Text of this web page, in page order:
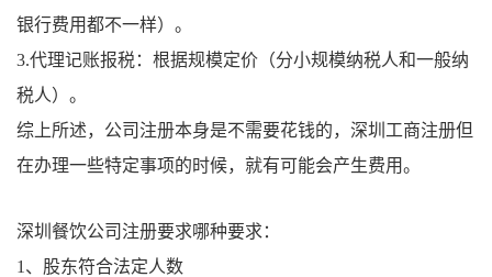
银行费用都不一样）。
3.代理记账报税：根据规模定价（分小规模纳税人和一般纳
税人）。
综上所述，公司注册本身是不需要花钱的，深圳工商注册但
在办理一些特定事项的时候，就有可能会产生费用。
深圳餐饮公司注册要求哪种要求：
1、股东符合法定人数